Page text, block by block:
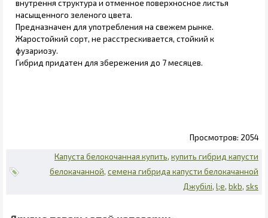
внутрення структура и отменное поверхносное листья
насыщенного зеленого цвета.
Предназначен для употребления на свежем рынке.
Жаростойкий сорт, не расстрескивается, стойкий к
фузариозу.
Гибрид придатен для збережения до 7 месяцев.
2054
Капуста белокочанная купить купить гибрид капусти
белокачанной семена гибрида капусти белокачанной
Джубілі l;e bkb sks